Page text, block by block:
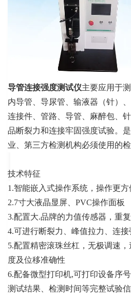
导管连接强度测试仪主要应用于
内导管、导尿管、输液器（针）
连接件、管路、导管、麻醉包、
品断裂力和连接牢固强度试验。
业、第三方检测机构必须使用的检
技术特征
1.智能嵌入式操作系统，操作更方
2.7寸大液晶显屏、PVC操作面板
3.配置大.品牌的力值传感器，重
4.可进行断裂力、峰值拉力、连
5.配置精密滚珠丝杠，无极调速
度及位移准确性
6.配备微型打印机,可打印设备序
测试结果、检测时间等完整试验